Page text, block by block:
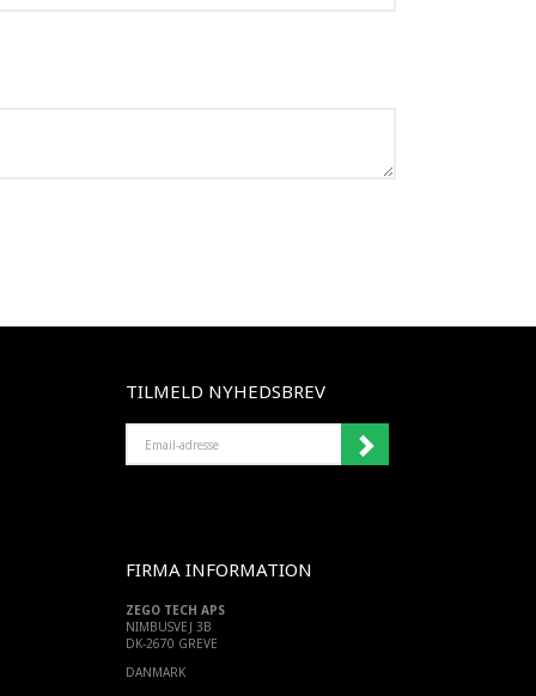
TILMELD NYHEDSBREV
ADRESSE
FIRMA INFORMATION
ZEGO TECH APS
NIMBUSVEJ 3B
DK-2670 GREVE
DANMARK